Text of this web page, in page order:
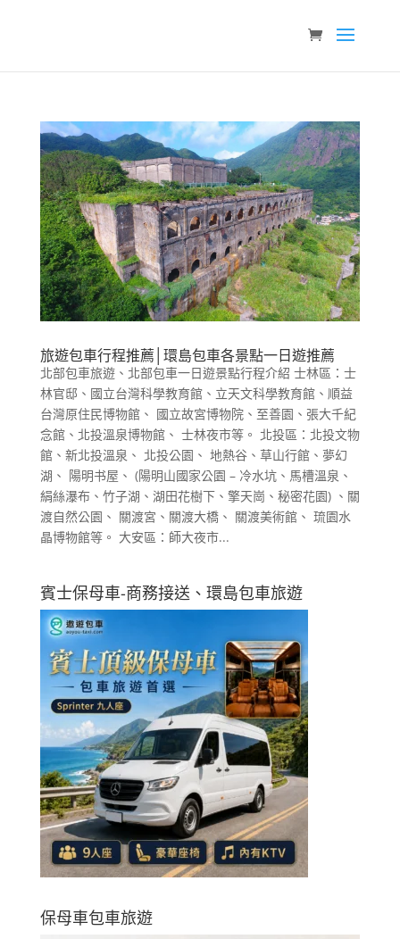
旅遊包車行程推薦│環島包車各景點一日遊推薦
北部包車旅遊、北部包車一日遊景點行程介紹 士林區：士
林官邸、國立台灣科學教育館、立天文科學教育館、順益
台灣原住民博物館、 國立故宮博物院、至善園、張大千紀
念館、北投溫泉博物館、 士林夜市等。 北投區：北投文物
館、新北投溫泉、 北投公園、 地熱谷、草山行館、夢幻
湖、 陽明书屋、 (陽明山國家公園 – 冷水坑、馬槽溫泉、
絹絲瀑布、竹子湖、湖田花樹下、擎天崗、秘密花園) 、關
渡自然公園、 關渡宮、關渡大橋、 關渡美術館、 琉園水
晶博物館等。 大安區：師大夜市...
賓士保母車-商務接送、環島包車旅遊
保母車包車旅遊